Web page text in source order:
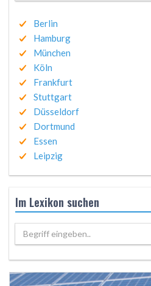
Berlin
Hamburg
München
Köln
Frankfurt
Stuttgart
Düsseldorf
Dortmund
Essen
Leipzig
Im Lexikon suchen
Begriff eingeben..